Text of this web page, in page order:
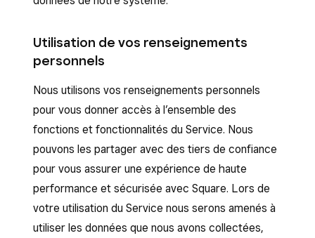
Utilisation de vos renseignements
personnels
Nous utilisons vos renseignements personnels
pour vous donner accès à l’ensemble des
fonctions et fonctionnalités du Service. Nous
pouvons les partager avec des tiers de confiance
pour vous assurer une expérience de haute
performance et sécurisée avec Square. Lors de
votre utilisation du Service nous serons amenés à
utiliser les données que nous avons collectées,